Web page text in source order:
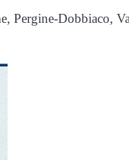
Pergine-Dobbiaco,